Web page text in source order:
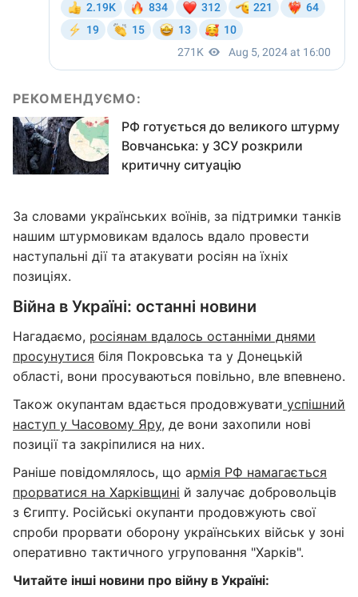
РЕКОМЕНДУЄМО:
РФ готується до великого штурму
Вовчанська: у ЗСУ розкрили
критичну ситуацію
За словами українських воїнів, за підтримки танків
нашим штурмовикам вдалось вдало провести
наступальні дії та атакувати росіян на їхніх
позиціях.
Війна в Україні: останні новини
Нагадаємо, росіянам вдалось останніми днями
просунутися біля Покровська та у Донецькій
області, вони просуваються повільно, вле впевнено.
Також окупантам вдається продовжувати успішний
наступ у Часовому Яру, де вони захопили нові
позиції та закріпилися на них.
Раніше повідомлялось, що армія РФ намагається
прорватися на Харківщині й залучає добровольців
з Єгипту. Російські окупанти продовжують свої
спроби прорвати оборону українських військ у зоні
оперативно тактичного угруповання "Харків".
Читайте інші новини про війну в Україні: